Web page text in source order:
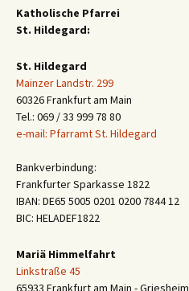
Katholische Pfarrei
St. Hildegard:
St. Hildegard
Mainzer Landstr. 299
60326 Frankfurt am Main
Tel.: 069 / 33 999 78 80
e-mail: Pfarramt St. Hildegard
Bankverbindung:
Frankfurter Sparkasse 1822
IBAN: DE65 5005 0201 0200 7844 12
BIC: HELADEF1822
Mariä Himmelfahrt
Linkstraße 45
65933 Frankfurt am Main - Griesheim